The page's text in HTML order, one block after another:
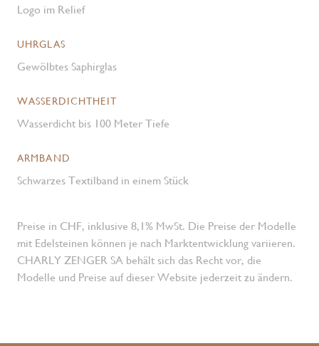
Logo im Relief
UHRGLAS
Gewölbtes Saphirglas
WASSERDICHTHEIT
Wasserdicht bis 100 Meter Tiefe
ARMBAND
Schwarzes Textilband in einem Stück
Preise in CHF, inklusive 8,1% MwSt. Die Preise der Modelle
mit Edelsteinen können je nach Marktentwicklung variieren.
CHARLY ZENGER SA behält sich das Recht vor, die
Modelle und Preise auf dieser Website jederzeit zu ändern.